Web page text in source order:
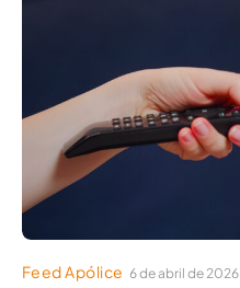
Feed Apólice 6 de abril de 2026